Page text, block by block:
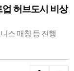
허브도시 비상
스 매칭 등 진행